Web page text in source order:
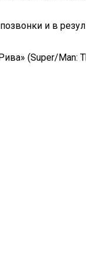
и в
(Super/Man: